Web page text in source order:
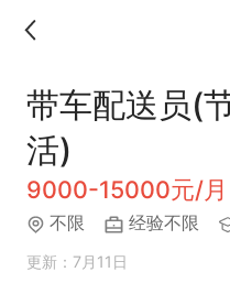
带车配送员(
活)
9000-15000元/月
不限 经验不限
更新：7月11日